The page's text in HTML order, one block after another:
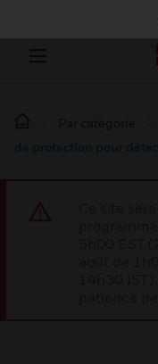
de protection pour